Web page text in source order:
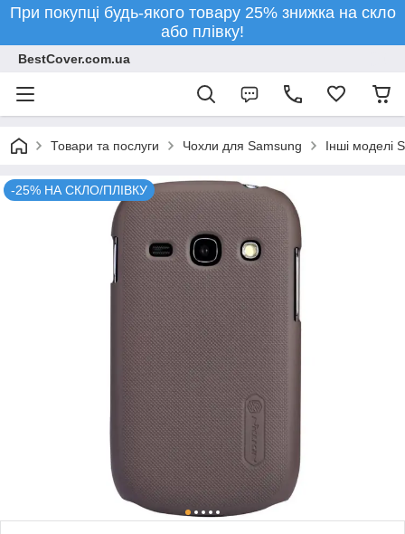
При покупці будь-якого товару 25% знижка на скло
або плівку!
BestCover.com.ua
Товари та послуги Чохли для Samsung Інші моделі
-25% НА СКЛО/ПЛІВКУ